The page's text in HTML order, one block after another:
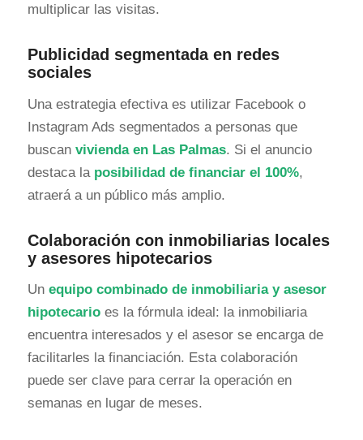
multiplicar las visitas.
Publicidad segmentada en redes
sociales
Una estrategia efectiva es utilizar Facebook o
Instagram Ads segmentados a personas que
buscan vivienda en Las Palmas. Si el anuncio
destaca la posibilidad de financiar el 100%,
atraerá a un público más amplio.
Colaboración con inmobiliarias locales
y asesores hipotecarios
Un equipo combinado de inmobiliaria y asesor
hipotecarioes la fórmula ideal: la inmobiliaria
encuentra interesados y el asesor se encarga de
facilitarles la financiación. Esta colaboración
puede ser clave para cerrar la operación en
semanas en lugar de meses.